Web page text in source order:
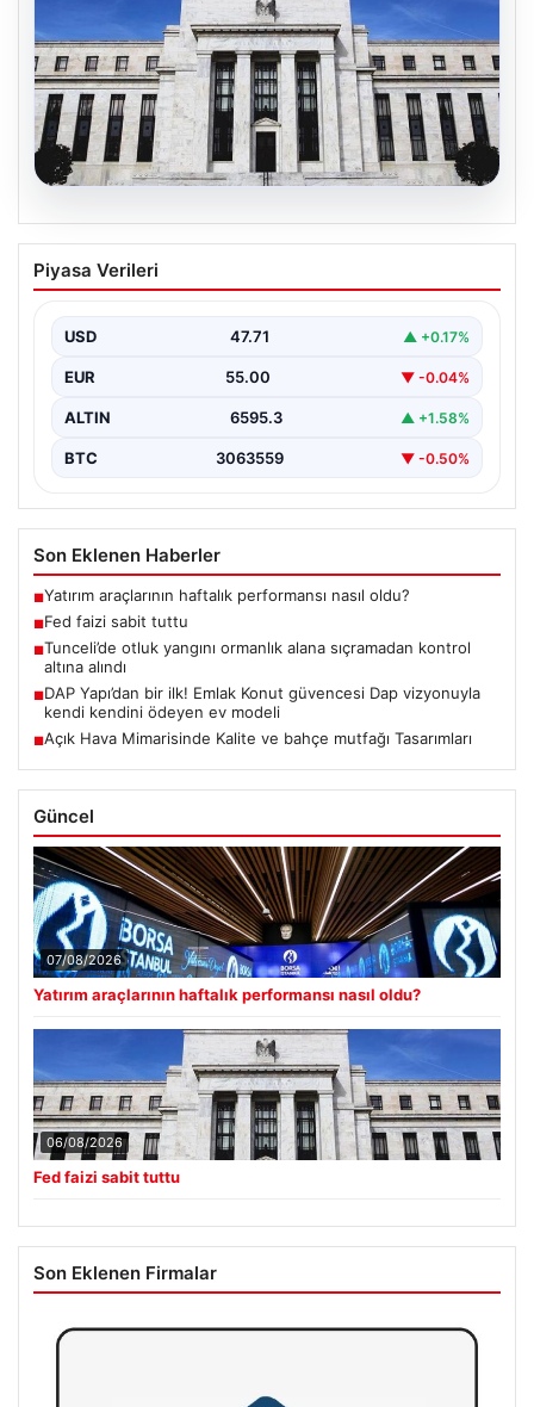
06.08.2026
Fed faizi sabit tuttu
Piyasa Verileri
USD 47.71 ▲ +0.17%
EUR 55.00 ▼ -0.04%
ALTIN 6595.3 ▲ +1.58%
BTC 3063559 ▼ -0.50%
Son Eklenen Haberler
■Yatırım araçlarının haftalık performansı nasıl oldu?
■Fed faizi sabit tuttu
■Tunceli’de otluk yangını ormanlık alana sıçramadan kontrol
altına alındı
■DAP Yapı’dan bir ilk! Emlak Konut güvencesi Dap vizyonuyla
kendi kendini ödeyen ev modeli
■Açık Hava Mimarisinde Kalite ve bahçe mutfağı Tasarımları
Güncel
07/08/2026
Yatırım araçlarının haftalık performansı nasıl oldu?
06/08/2026
Fed faizi sabit tuttu
Son Eklenen Firmalar